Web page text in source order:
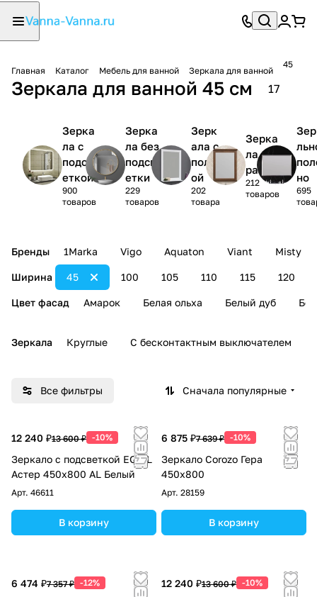
Главная Каталог Мебель для ванной Зеркала для ванной
45
Зеркала для ванной 45 см 17
Зерка
ла с
подсв
еткой
900
товаров
Зерка
ла без
подсв
етки
229
товаров
Зерк
ала с
полк
ой
202
товара
Зерка
ла в
раме
212
товаров
но
695
Бренды 1Marka Vigo Aquaton Viant Misty
Ширина 100 105 110 115 120
45
Цвет фасад Амарок Белая ольха Белый дуб
Зеркала Круглые С бесконтактным выключателем
Все фильтры Сначала популярные
12 240 ₽13 600 ₽ -10%
Зеркало с подсветкой EQUIL
Астер 450х800 AL Белый
Арт. 46611
В корзину
6 875 ₽7 639 ₽ -10%
Зеркало Corozo Гера
450х800
Арт. 28159
В корзину
6 474 ₽7 357 ₽ -12% 12 240 ₽13 600 ₽ -10%